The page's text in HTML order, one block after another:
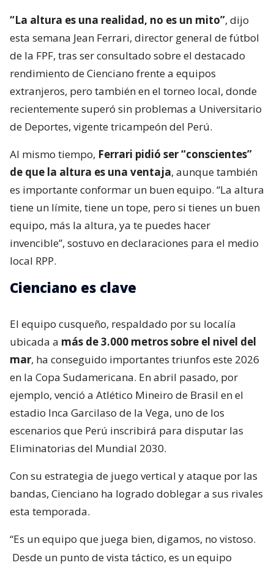
“La altura es una realidad, no es un mito”, dijo
esta semana Jean Ferrari, director general de fútbol
de la FPF, tras ser consultado sobre el destacado
rendimiento de Cienciano frente a equipos
extranjeros, pero también en el torneo local, donde
recientemente superó sin problemas a Universitario
de Deportes, vigente tricampeón del Perú.
Al mismo tiempo, Ferrari pidió ser “conscientes”
de que la altura es una ventaja, aunque también
es importante conformar un buen equipo. “La altura
tiene un límite, tiene un tope, pero si tienes un buen
equipo, más la altura, ya te puedes hacer
invencible”, sostuvo en declaraciones para el medio
local RPP.
Cienciano es clave
El equipo cusqueño, respaldado por su localía
ubicada a más de 3.000 metros sobre el nivel del
mar, ha conseguido importantes triunfos este 2026
en la Copa Sudamericana. En abril pasado, por
ejemplo, venció a Atlético Mineiro de Brasil en el
estadio Inca Garcilaso de la Vega, uno de los
escenarios que Perú inscribirá para disputar las
Eliminatorias del Mundial 2030.
Con su estrategia de juego vertical y ataque por las
bandas, Cienciano ha logrado doblegar a sus rivales
esta temporada.
“Es un equipo que juega bien, digamos, no vistoso.
Desde un punto de vista táctico, es un equipo